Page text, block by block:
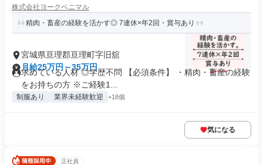
株式会社ヨークベニマル
精肉・畜産の経験を活かす◎ 7連休×年2回・賞与あり
宮城県亘理郡亘理町字旧舘
月給25万円～35万円
求めている人材 ◎学歴不問 【必須条件】 ・精肉・畜産の経験
をお持ちの方 ※ご経験1...
制服あり 業界未経験歓迎 +18個
気になる
正社員